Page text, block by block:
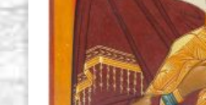
Gema de ojo de tigre tamaño 6x4
mm, Drop
€ 4,60
Gema de ojo de tigre tamaño 8x6